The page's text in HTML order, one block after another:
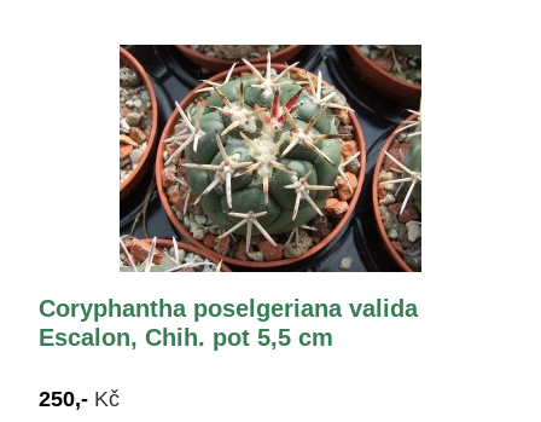
Coryphantha poselgeriana valida
Escalon, Chih. pot 5,5 cm
250,- Kč